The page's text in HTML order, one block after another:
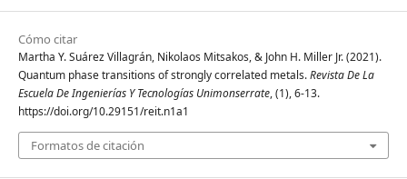
Cómo citar
Martha Y. Suárez Villagrán, Nikolaos Mitsakos, & John H. Miller Jr. (2021).
Quantum phase transitions of strongly correlated metals.Revista De La
Escuela De Ingenierías Y Tecnologías Unimonserrate, (1), 6-13.
https://doi.org/10.29151/reit.n1a1
Formatos de citación